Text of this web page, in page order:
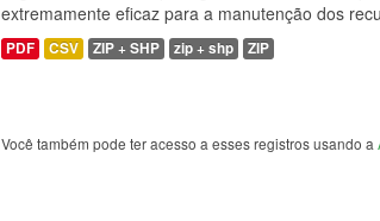
extremamente eficaz para a manutenção dos
PDF CSV ZIP + SHP zip + shp ZIP
Você também pode ter acesso a esses registros usando a